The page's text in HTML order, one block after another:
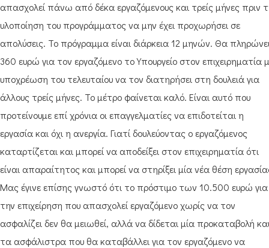
απασχολεί πάνω από δέκα εργαζόμενους και τρείς μήνες πριν
υλοποίηση του προγράμματος να μην έχει προχωρήσει σε
απολύσεις. Το πρόγραμμα είναι διάρκεια 12 μηνών. Θα
360 ευρώ για τον εργαζόμενο το Υπουργείο στον επιχειρηματία
υποχρέωση του τελευταίου να τον διατηρήσει στη δουλειά για
άλλους τρείς μήνες. Το μέτρο φαίνεται καλό. Είναι αυτό που
προτείνουμε επί χρόνια οι επαγγελματίες να επιδοτείται η
εργασία και όχι η ανεργία. Γιατί δουλεύοντας ο εργαζόμενος
καταρτίζεται και μπορεί να αποδείξει στον επιχειρηματία ότι
είναι απαραίτητος και μπορεί να στηρίξει μία νέα θέση
Μας έγινε επίσης γνωστό ότι το πρόστιμο των 10.500 ευρώ για
την επιχείρηση που απασχολεί εργαζόμενο χωρίς να τον
ασφαλίζει δεν θα μειωθεί, αλλά να δίδεται μία προκαταβολή
τα ασφάλιστρα που θα καταβάλλει για τον εργαζόμενο να